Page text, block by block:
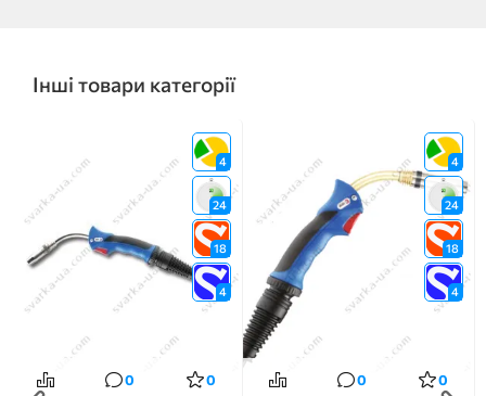
Інші товари категорії
4
24
18
4
0 0
4
24
18
4
0 0